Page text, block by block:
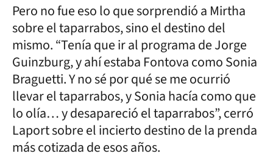
Pero no fue eso lo que sorprendió a Mirtha
sobre el taparrabos, sino el destino del
mismo. “Tenía que ir al programa de Jorge
Guinzburg, y ahí estaba Fontova como Sonia
Braguetti. Y no sé por qué se me ocurrió
llevar el taparrabos, y Sonia hacía como que
lo olía… y desapareció el taparrabos”, cerró
Laport sobre el incierto destino de la prenda
más cotizada de esos años.